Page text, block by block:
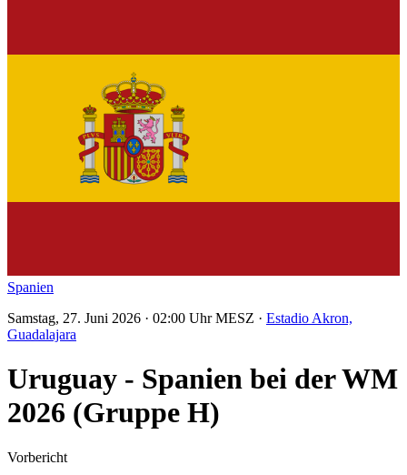
Spanien
Samstag, 27. Juni 2026 · 02:00 Uhr MESZ · Estadio Akron,
Guadalajara
Uruguay - Spanien bei der WM
2026 (Gruppe H)
Vorbericht